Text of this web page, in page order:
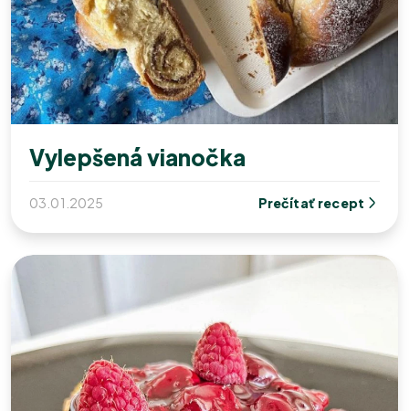
Vylepšená vianočka
03.01.2025 Prečítať recept